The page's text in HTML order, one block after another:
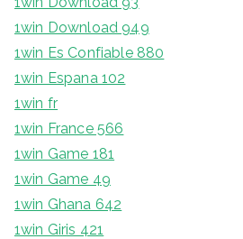
1win Download 949
1win Es Confiable 880
1win Espana 102
1win fr
1win France 566
1win Game 181
1win Game 49
1win Ghana 642
1win Giris 421